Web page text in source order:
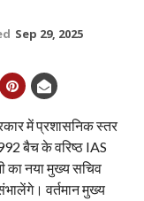
Sep 29, 2025
में प्रशासनिक स्तर
बैच के वरिष्ठ IAS
का नया मुख्य सचिव
वर्तमान मुख्य